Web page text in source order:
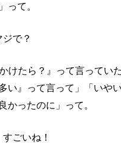
って。
で？
けたら？』って言ってい
い』って言って」「いや
かったのに」って。
ごいね！